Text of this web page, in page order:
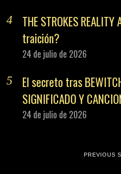
THE STROKES
traición?
24 de julio de 2026
El secreto tras
SIGNIFICADO Y
24 de julio de 2026
PREVIOUS